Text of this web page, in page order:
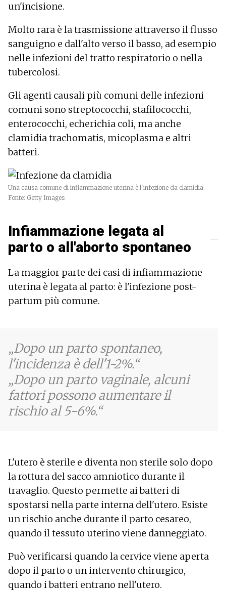
un'incisione.
Molto rara è la trasmissione attraverso il flusso
sanguigno e dall'alto verso il basso, ad esempio
nelle infezioni del tratto respiratorio o nella
tubercolosi.
Gli agenti causali più comuni delle infezioni
comuni sono streptococchi, stafilococchi,
enterococchi, echerichia coli, ma anche
clamidia trachomatis, micoplasma e altri
batteri.
Una causa comune di infiammazione uterina è l'infezione da clamidia.
Fonte: Getty Images
Infiammazione legata al
parto o all'aborto spontaneo
La maggior parte dei casi di infiammazione
uterina è legata al parto: è l'infezione post-
partum più comune.
Dopo un parto spontaneo,
l'incidenza è dell'1-2%.
Dopo un parto vaginale, alcuni
fattori possono aumentare il
rischio al 5-6%.
L'utero è sterile e diventa non sterile solo dopo
la rottura del sacco amniotico durante il
travaglio. Questo permette ai batteri di
spostarsi nella parte interna dell'utero. Esiste
un rischio anche durante il parto cesareo,
quando il tessuto uterino viene danneggiato.
Può verificarsi quando la cervice viene aperta
dopo il parto o un intervento chirurgico,
quando i batteri entrano nell'utero.